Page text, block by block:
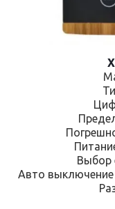
Выбор
Авто выключение